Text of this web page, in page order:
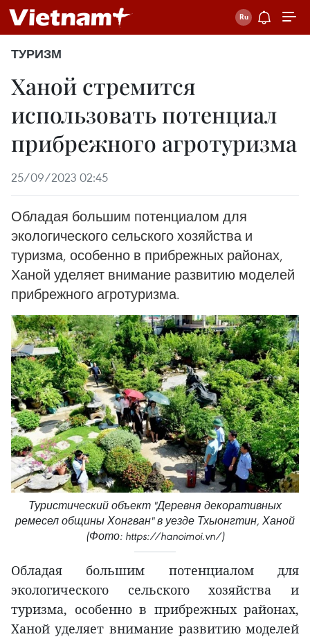
ТУРИЗМ
Ханой стремится
использовать потенциал
прибрежного агротуризма
25/09/2023 02:45
Обладая большим потенциалом для
экологического сельского хозяйства и
туризма, особенно в прибрежных районах,
Ханой уделяет внимание развитию моделей
прибрежного агротуризма.
Туристический объект "Деревня декоративных
ремесел общины Хонгван" в уезде Тхыонгтин, Ханой
(Фото: https://hanoimoi.vn/)
Обладая большим потенциалом для
экологического сельского хозяйства и
туризма, особенно в прибрежных районах,
Ханой уделяет внимание развитию моделей